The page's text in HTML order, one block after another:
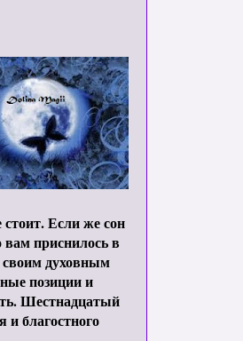
Если же сон
приснилось в
своим духовным
позиции и
Шестнадцатый
и благостного